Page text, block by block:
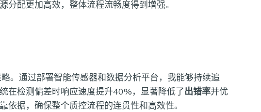
配更加高效，整体流程流畅度得到增强。
略。通过部署智能传感器和数据分析平台，我能够持续追
在检测偏差时响应速度提升40%，显著降低了出错率并优
据，确保整个质控流程的连贯性和高效性。